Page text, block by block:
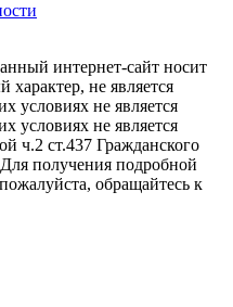
интернет-сайт носит
не является
условиях не является
условиях не является
ч.2 ст.437 Гражданского
получения подробной
обращайтесь к